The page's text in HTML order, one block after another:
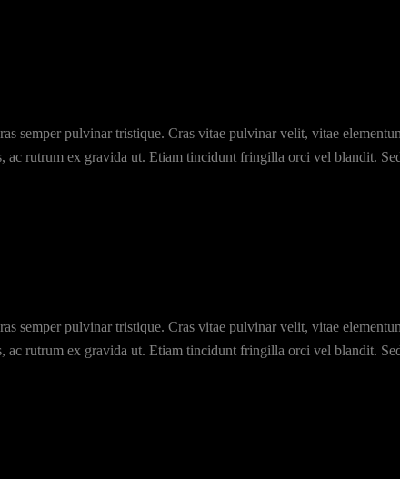
semper pulvinar tristique. Cras vitae pulvinar velit, vitae
ac rutrum ex gravida ut. Etiam tincidunt fringilla orci vel blandit.
semper pulvinar tristique. Cras vitae pulvinar velit, vitae
ac rutrum ex gravida ut. Etiam tincidunt fringilla orci vel blandit.